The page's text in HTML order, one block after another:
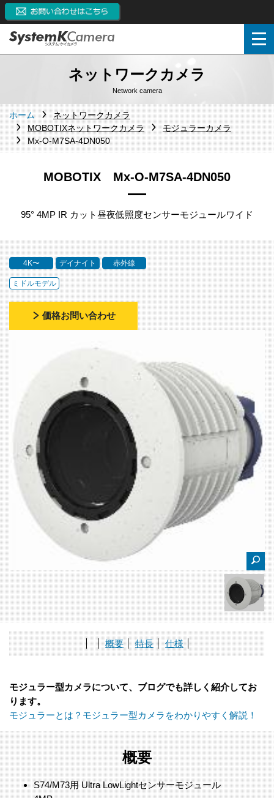
ネットワークカメラ
Network camera
ホーム
ネットワークカメラ
MOBOTIXネットワークカメラ
モジュラーカメラ
Mx-O-M7SA-4DN050
MOBOTIX Mx-O-M7SA-4DN050
95° 4MP IR カット昼夜低照度センサーモジュールワイド
4K〜 デイナイト 赤外線
ミドルモデル
価格お問い合わせ
概要 特長 仕様
モジュラー型カメラについて、ブログでも詳しく紹介してお
ります。
モジュラーとは？モジュラー型カメラをわかりやすく解説！
概要
S74/M73用 Ultra LowLightセンサーモジュール